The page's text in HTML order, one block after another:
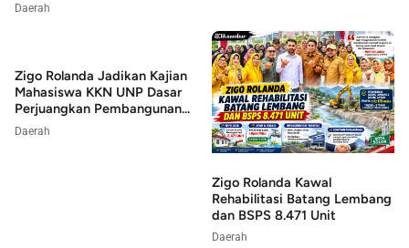
Daerah
Zigo Rolanda Jadikan Kajian
Mahasiswa KKN UNP Dasar
Perjuangkan Pembangunan...
Daerah
Zigo Rolanda Kawal
Rehabilitasi Batang Lembang
dan BSPS 8.471 Unit
Daerah